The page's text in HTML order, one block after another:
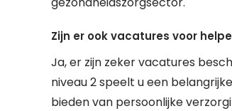
Zijn er ook vacatures voor
Ja, er zijn zeker vacatures
niveau 2 speelt u een
bieden van persoonlijke